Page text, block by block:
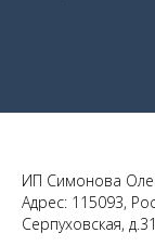
ИП Симонова
Адрес: 115093,
Серпуховская,